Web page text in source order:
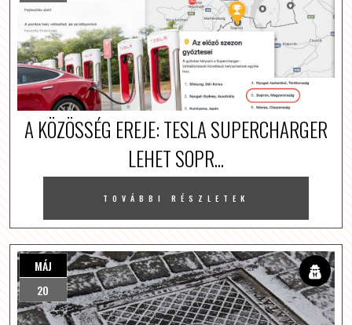
A KÖZÖSSÉG EREJE: TESLA SUPERCHARGER
LEHET SOPR...
TOVÁBBI RÉSZLETEK
MÁJ
20